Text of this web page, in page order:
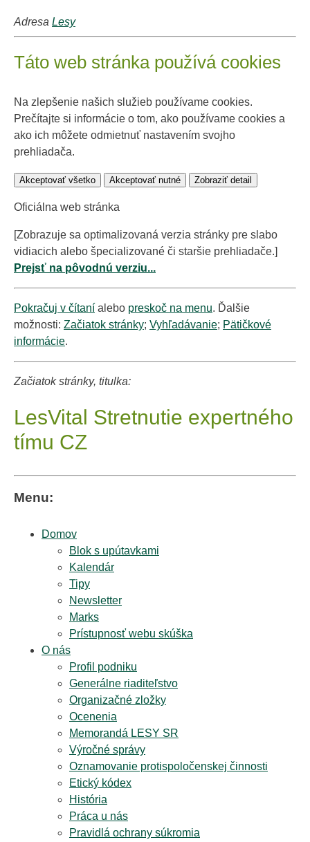
Adresa Lesy
Táto web stránka používá cookies
Na zlepšenie našich služieb používame cookies.
Prečítajte si informácie o tom, ako používame cookies a
ako ich môžete odmietnuť nastavením svojho
prehliadača.
Akceptovať všetko Akceptovať nutné Zobraziť detail
Oficiálna web stránka
[Zobrazuje sa optimalizovaná verzia stránky pre slabo
vidiacich alebo špecializované či staršie prehliadače.]
Prejsť na pôvodnú verziu...
Pokračuj v čítaní alebo preskoč na menu. Ďalšie
možnosti: Začiatok stránky; Vyhľadávanie; Pätičkové
informácie.
Začiatok stránky, titulka:
LesVital Stretnutie expertného
tímu CZ
Menu:
Domov
Blok s upútavkami
Kalendár
Tipy
Newsletter
Marks
Prístupnosť webu skúška
O nás
Profil podniku
Generálne riaditeľstvo
Organizačné zložky
Ocenenia
Memorandá LESY SR
Výročné správy
Oznamovanie protispoločenskej činnosti
Etický kódex
História
Práca u nás
Pravidlá ochrany súkromia